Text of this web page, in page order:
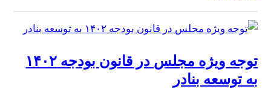
توجه ویژه مجلس در قانون بودجه ۱۴۰۲
به توسعه بنادر